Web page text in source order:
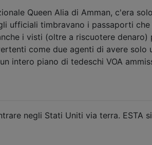
Queen Alia di Amman, c'era
ufficiali timbravano i passaporti che
i visti (oltre a riscuotere denaro)
come due agenti di avere solo
intero piano di tedeschi VOA
negli Stati Uniti via terra. ESTA